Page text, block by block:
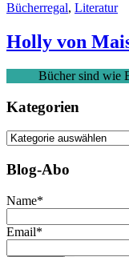
Bücherregal, Literatur
Holly von
Bücher sind wie
Kategorien
Kategorien
Blog-Abo
Name*
Email*